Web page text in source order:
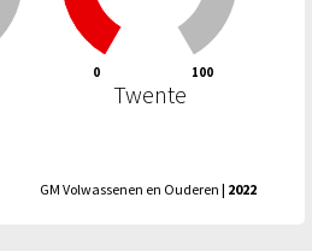
Twente
0 100
GM Volwassenen en Ouderen | 2022